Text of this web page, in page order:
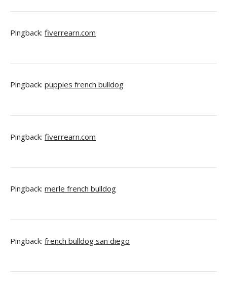
Pingback: fiverrearn.com
Pingback: puppies french bulldog
Pingback: fiverrearn.com
Pingback: merle french bulldog
Pingback: french bulldog san diego